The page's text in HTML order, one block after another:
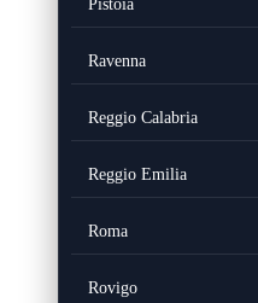
Pistoia
Ravenna
Reggio Calabria
Reggio Emilia
Roma
Rovigo